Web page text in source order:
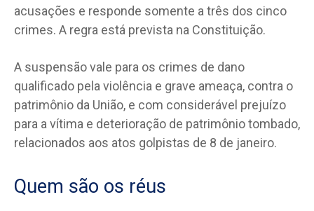
acusações e responde somente a três dos cinco
crimes. A regra está prevista na Constituição.
A suspensão vale para os crimes de dano
qualificado pela violência e grave ameaça, contra o
patrimônio da União, e com considerável prejuízo
para a vítima e deterioração de patrimônio tombado,
relacionados aos atos golpistas de 8 de janeiro.
Quem são os réus